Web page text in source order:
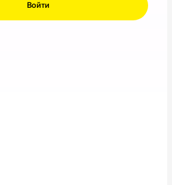
Войти